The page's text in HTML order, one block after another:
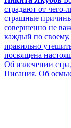
страдают от
страшные
совершенно не
каждый по
правильно
посвящена
Об излечении
Писания. Об